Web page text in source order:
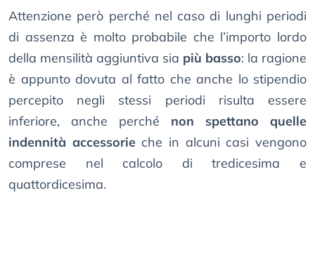
Attenzione però perché nel caso di lunghi periodi
di assenza è molto probabile che l’importo lordo
della mensilità aggiuntiva sia più basso: la ragione
è appunto dovuta al fatto che anche lo stipendio
percepito negli stessi periodi risulta essere
inferiore, anche perché non spettano quelle
indennità accessorieche in alcuni casi vengono
comprese nel calcolo di tredicesima e
quattordicesima.